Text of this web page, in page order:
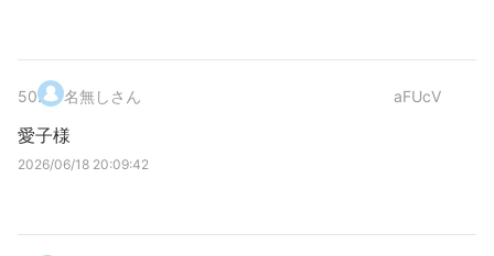
50. 名無しさん aFUcV
愛子様
2026/06/18 20:09:42